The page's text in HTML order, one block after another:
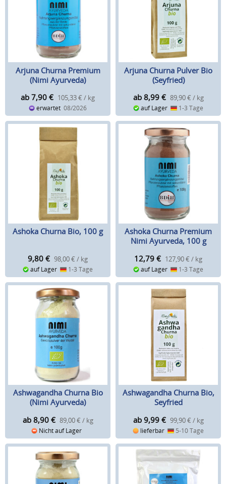
Arjuna Churna Premium
(Nimi Ayurveda)
ab 7,90 € 105,33 € / kg
erwartet 08/2026
Arjuna Churna Pulver Bio
(Seyfried)
ab 8,99 € 89,90 € / kg
auf Lager 1-3 Tage
Ashoka Churna Bio, 100 g
9,80 € 98,00 € / kg
auf Lager 1-3 Tage
Ashoka Churna Premium
Nimi Ayurveda, 100 g
12,79 € 127,90 € / kg
auf Lager 1-3 Tage
Ashwagandha Churna Bio
(Nimi Ayurveda)
ab 8,90 € 89,00 € / kg
Nicht auf Lager
Ashwagandha Churna Bio,
Seyfried
ab 9,99 € 99,90 € / kg
lieferbar 5-10 Tage